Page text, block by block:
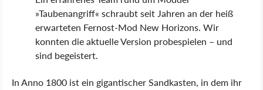
»Taubenangriff« schraubt seit Jahren an der heiß
erwarteten Fernost-Mod New Horizons. Wir
konnten die aktuelle Version probespielen – und
sind begeistert.
In Anno 1800 ist ein gigantischer Sandkasten, in dem ihr